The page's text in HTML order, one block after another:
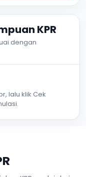
KPR
dengan
lalu klik Cek